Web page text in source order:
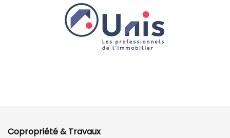
Copropriété & Travaux